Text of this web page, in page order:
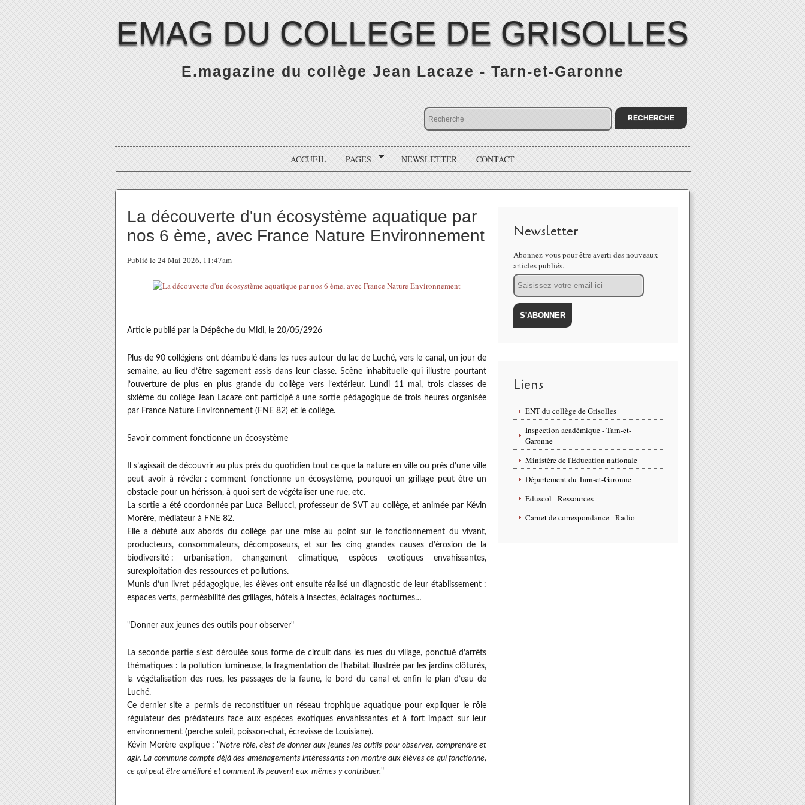
EMAG DU COLLEGE DE GRISOLLES
E.magazine du collège Jean Lacaze - Tarn-et-Garonne
ACCUEIL PAGES NEWSLETTER CONTACT
La découverte d'un écosystème aquatique par
nos 6 ème, avec France Nature Environnement
Publié le 24 Mai 2026, 11:47am
Article publié par la Dépêche du Midi, le 20/05/2926
Plus de 90 collégiens ont déambulé dans les rues autour du lac de Luché, vers le canal, un jour de
semaine, au lieu d’être sagement assis dans leur classe. Scène inhabituelle qui illustre pourtant
l’ouverture de plus en plus grande du collège vers l’extérieur. Lundi 11 mai, trois classes de
sixième du collège Jean Lacaze ont participé à une sortie pédagogique de trois heures organisée
par France Nature Environnement (FNE 82) et le collège.
Savoir comment fonctionne un écosystème
Il s’agissait de découvrir au plus près du quotidien tout ce que la nature en ville ou près d’une ville
peut avoir à révéler : comment fonctionne un écosystème, pourquoi un grillage peut être un
obstacle pour un hérisson, à quoi sert de végétaliser une rue, etc.
La sortie a été coordonnée par Luca Bellucci, professeur de SVT au collège, et animée par Kévin
Morère, médiateur à FNE 82.
Elle a débuté aux abords du collège par une mise au point sur le fonctionnement du vivant,
producteurs, consommateurs, décomposeurs, et sur les cinq grandes causes d’érosion de la
biodiversité : urbanisation, changement climatique, espèces exotiques envahissantes,
surexploitation des ressources et pollutions.
Munis d’un livret pédagogique, les élèves ont ensuite réalisé un diagnostic de leur établissement :
espaces verts, perméabilité des grillages, hôtels à insectes, éclairages nocturnes…
"Donner aux jeunes des outils pour observer"
La seconde partie s’est déroulée sous forme de circuit dans les rues du village, ponctué d’arrêts
thématiques : la pollution lumineuse, la fragmentation de l’habitat illustrée par les jardins clôturés,
la végétalisation des rues, les passages de la faune, le bord du canal et enfin le plan d’eau de
Luché.
Ce dernier site a permis de reconstituer un réseau trophique aquatique pour expliquer le rôle
régulateur des prédateurs face aux espèces exotiques envahissantes et à fort impact sur leur
environnement (perche soleil, poisson-chat, écrevisse de Louisiane).
Kévin Morère explique : "Notre rôle, c’est de donner aux jeunes les outils pour observer, comprendre et
agir. La commune compte déjà des aménagements intéressants : on montre aux élèves ce qui fonctionne,
ce qui peut être amélioré et comment ils peuvent eux-mêmes y contribuer."
Newsletter
Abonnez-vous pour être averti des nouveaux
articles publiés.
Email
Liens
ENT du collège de Grisolles
Inspection académique - Tarn-et-
Garonne
Ministère de l'Education nationale
Département du Tarn-et-Garonne
Eduscol - Ressources
Carnet de correspondance - Radio